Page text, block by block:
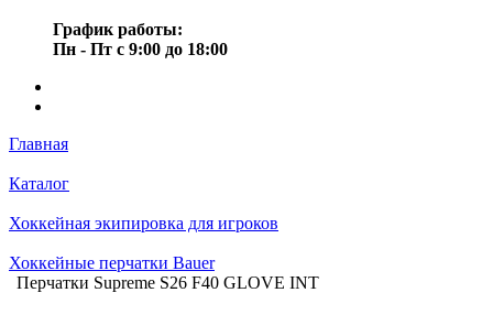
График работы:
Пн - Пт с 9:00 до 18:00
Главная
Каталог
Хоккейная экипировка для игроков
Хоккейные перчатки Bauer
Перчатки Supreme S26 F40 GLOVE INT